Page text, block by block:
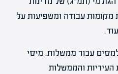
מקומות עבודה ומשפיעות על
עבור ממשלות. מיסי
העיריות והממשלות